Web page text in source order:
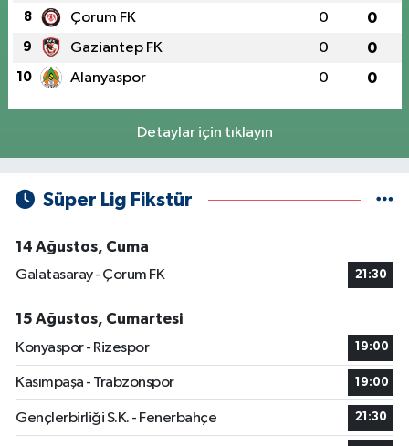
8 Çorum FK 0 0
9 Gaziantep FK 0 0
10 Alanyaspor 0 0
Detaylar için tıklayın
Süper Lig Fikstür
14 Ağustos, Cuma
Galatasaray - Çorum FK
21:30
15 Ağustos, Cumartesi
Konyaspor - Rizespor
19:00
Kasımpaşa - Trabzonspor 19:00
Gençlerbirliği S.K. - Fenerbahçe 21:30